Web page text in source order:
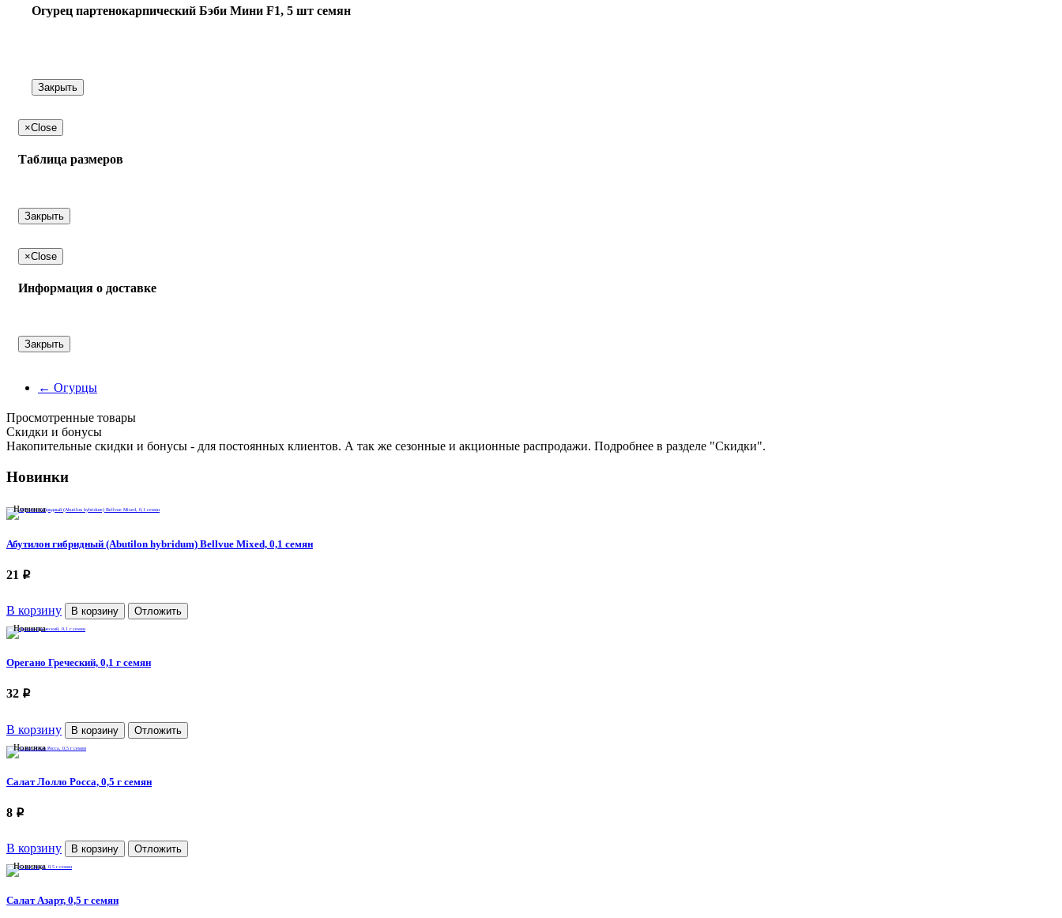
Огурец партенокарпический Бэби Мини F1, 5 шт семян
Закрыть
×Close
Таблица размеров
Закрыть
×Close
Информация о доставке
Закрыть
← Огурцы
Просмотренные товары
Cкидки и бонусы
Накопительные скидки и бонусы - для постоянных клиентов. А так же сезонные и акционные распродажи. Подробнее в разделе "Скидки".
Новинки
Новинка
Абутилон гибридный (Abutilon hybridum) Bellvue Mixed, 0,1 семян
21 p
В корзину В корзину Отложить
Новинка
Орегано Греческий, 0,1 г семян
32 p
В корзину В корзину Отложить
Новинка
Салат Лолло Росса, 0,5 г семян
8 p
В корзину В корзину Отложить
Новинка
Салат Азарт, 0,5 г семян